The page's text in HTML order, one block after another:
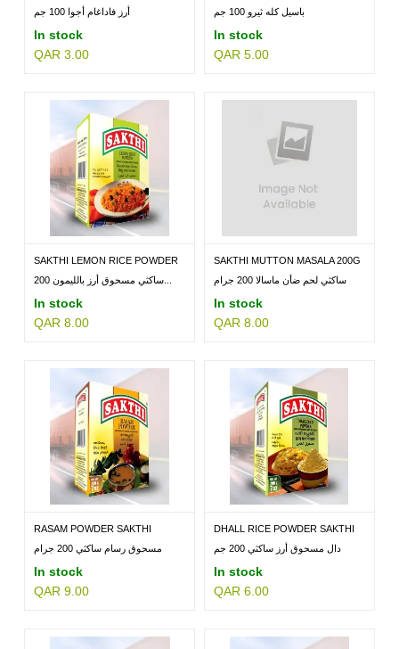
THIRU100GMأرز فاداغام أجوا 100 جم
In stock
QAR 3.00
باسيل كله ثيرو 100 جم
In stock
QAR 5.00
SAKTHI LEMON RICE POWDER
200G
In stock
QAR 8.00
SAKTHI MUTTON MASALA 200G
ساكثي لحم ضأن ماسالا 200 جرام
In stock
QAR 8.00
RASAM POWDER SAKTHI
200GM
مسحوق رسام ساكثي 200 جرام
In stock
QAR 9.00
DHALL RICE POWDER SAKTHI
200...
دال مسحوق أرز ساكثي 200 جم
In stock
QAR 6.00